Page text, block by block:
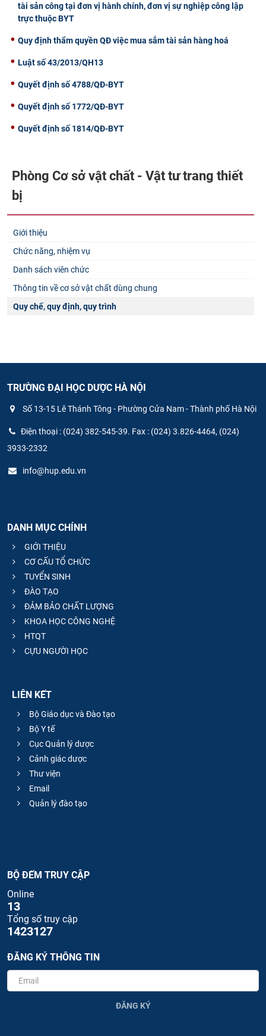
tài sản công tại đơn vị hành chính, đơn vị sự nghiệp công lập
trực thuộc BYT
Quy định thẩm quyền QĐ việc mua sắm tài sản hàng hoá
Luật số 43/2013/QH13
Quyết định số 4788/QĐ-BYT
Quyết định số 1772/QĐ-BYT
Quyết định số 1814/QĐ-BYT
Phòng Cơ sở vật chất - Vật tư trang thiết
bị
Giới thiệu
Chức năng, nhiệm vụ
Danh sách viên chức
Thông tin về cơ sở vật chất dùng chung
Quy chế, quy định, quy trình
TRƯỜNG ĐẠI HỌC DƯỢC HÀ NỘI
Số 13-15 Lê Thánh Tông - Phường Cửa Nam - Thành phố Hà Nội
Điện thoại : (024) 382-545-39. Fax : (024) 3.826-4464, (024)
3933-2332
info@hup.edu.vn
DANH MỤC CHÍNH
GIỚI THIỆU
CƠ CẤU TỔ CHỨC
TUYỂN SINH
ĐÀO TẠO
ĐẢM BẢO CHẤT LƯỢNG
KHOA HỌC CÔNG NGHỆ
HTQT
CỰU NGƯỜI HỌC
LIÊN KẾT
Bộ Giáo dục và Đào tạo
Bộ Y tế
Cục Quản lý dược
Cảnh giác dược
Thư viện
Email
Quản lý đào tạo
BỘ ĐẾM TRUY CẬP
Online
13
Tổng số truy cập
1423127
ĐĂNG KÝ THÔNG TIN
ĐĂNG KÝ